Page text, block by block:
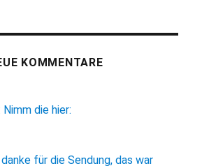
KOMMENTARE
Nimm die hier:
danke für die Sendung, das war